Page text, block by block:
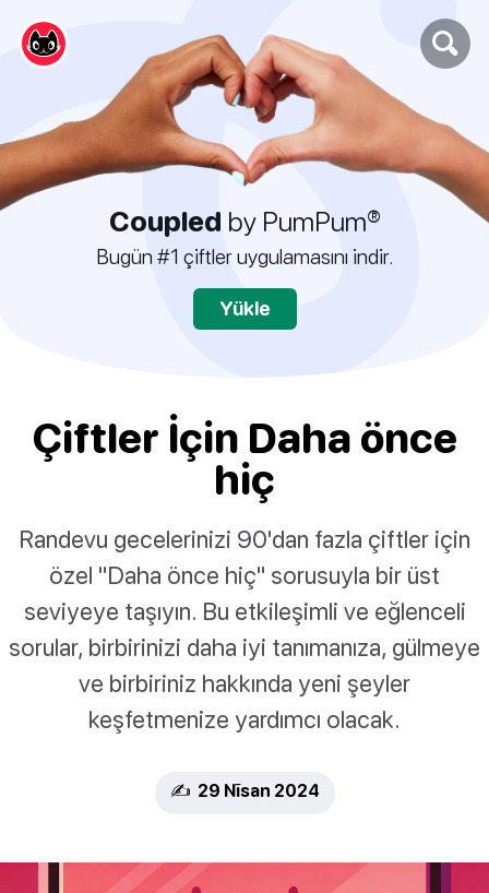
Coupled by PumPum®
Bugün #1 çiftler uygulamasını indir.
Yükle
Çiftler İçin Daha önce
hiç
Randevu gecelerinizi 90'dan fazla çiftler için
özel "Daha önce hiç" sorusuyla bir üst
seviyeye taşıyın. Bu etkileşimli ve eğlenceli
sorular, birbirinizi daha iyi tanımanıza, gülmeye
ve birbiriniz hakkında yeni şeyler
keşfetmenize yardımcı olacak.
✍️ 29 Nīsan 2024